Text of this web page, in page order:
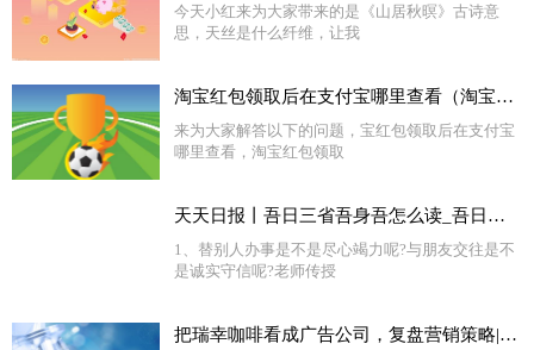
今天小红来为大家带来的是《山居秋暝》古诗意
思，天丝是什么纤维，让我
淘宝红包领取后在支付宝哪里查看（淘宝红包领取后在哪里） 全球热门
来为大家解答以下的问题，宝红包领取后在支付宝
哪里查看，淘宝红包领取
天天日报丨吾日三省吾身吾怎么读_吾日三省吾身读音是什么意思
1、替别人办事是不是尽心竭力呢?与朋友交往是不
是诚实守信呢?老师传授
把瑞幸咖啡看成广告公司，复盘营销策略|世界热议